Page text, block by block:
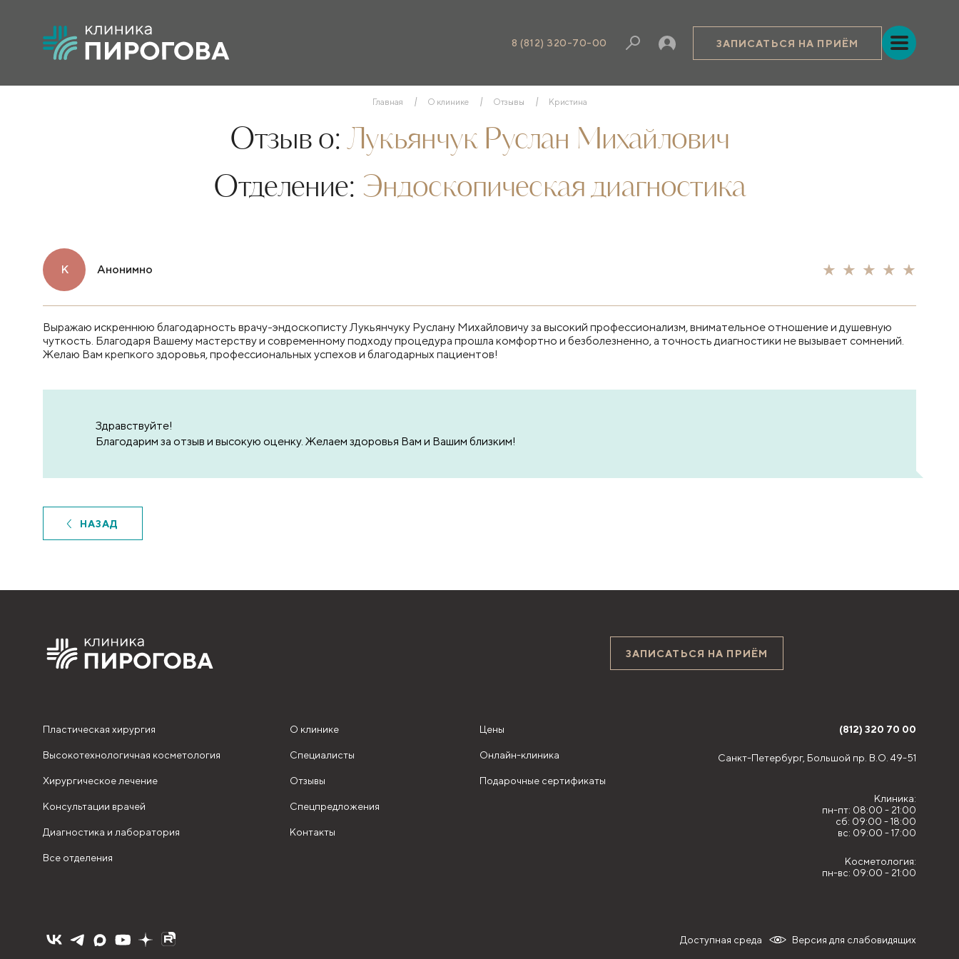
8 (812) 320-70-00 ЗАПИСАТЬСЯ НА ПРИЁМ
Главная О клинике Отзывы Кристина
Отзыв о: Лукьянчук Руслан Михайлович
Отделение: Эндоскопическая диагностика
К Анонимно
Выражаю искреннюю благодарность врачу-эндоскописту Лукьянчуку Руслану Михайловичу за высокий профессионализм, внимательное отношение и душевную
чуткость. Благодаря Вашему мастерству и современному подходу процедура прошла комфортно и безболезненно, а точность диагностики не вызывает сомнений.
Желаю Вам крепкого здоровья, профессиональных успехов и благодарных пациентов!
Здравствуйте!
Благодарим за отзыв и высокую оценку. Желаем здоровья Вам и Вашим близким!
НАЗАД
ЗАПИСАТЬСЯ НА ПРИЁМ
Пластическая хирургия
Высокотехнологичная косметология
Хирургическое лечение
Консультации врачей
Диагностика и лаборатория
Все отделения
О клинике
Специалисты
Отзывы
Спецпредложения
Контакты
Цены
Онлайн-клиника
Подарочные сертификаты
(812) 320 70 00
Санкт-Петербург, Большой пр. В.О. 49-51
Клиника:
пн-пт: 08:00 - 21:00
сб: 09:00 - 18:00
вс: 09:00 - 17:00
Косметология:
пн-вс: 09:00 - 21:00
Версия для слабовидящих
Доступная среда